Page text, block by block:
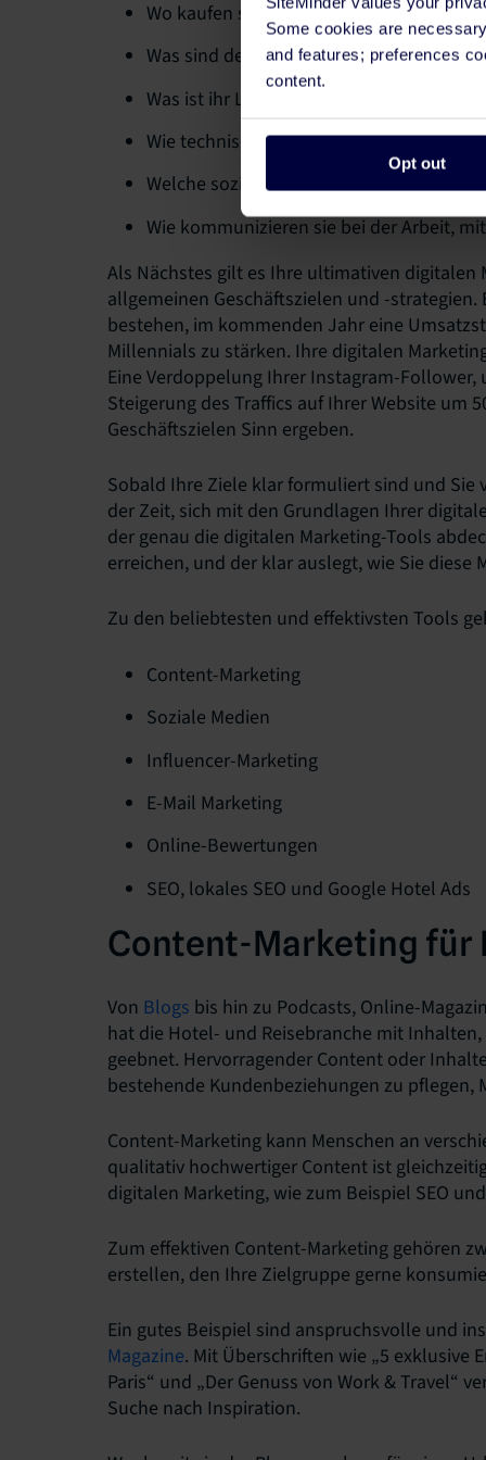
Some cookies are
and features; preferences
content.
Opt out
Wo kaufen sie Lebensmittel und
Was sind deren Lebensziele? Was
Was ist ihr Lieblingsreiseort?
Wie technisch versiert sind sie?
Welche sozialen Netzwerke bevorzugen
Wie kommunizieren sie bei der Arbeit,
Als Nächstes gilt es Ihre ultimativen digitalen
allgemeinen Geschäftszielen und -
bestehen, im kommenden Jahr eine
Millennials zu stärken. Ihre digitalen
Eine Verdoppelung Ihrer Instagram-
Steigerung des Traffics auf Ihrer Website um
Geschäftszielen Sinn ergeben.
Sobald Ihre Ziele klar formuliert sind und Sie
der Zeit, sich mit den Grundlagen Ihrer
der genau die digitalen Marketing-Tools
erreichen, und der klar auslegt, wie Sie diese
Zu den beliebtesten und effektivsten Tools
Content-Marketing
Soziale Medien
Influencer-Marketing
E-Mail Marketing
Online-Bewertungen
SEO, lokales SEO und Google Hotel Ads
Content-Marketing für
Von Blogs bis hin zu Podcasts, Online-
hat die Hotel- und Reisebranche mit
geebnet. Hervorragender Content oder
bestehende Kundenbeziehungen zu
Content-Marketing kann Menschen an
qualitativ hochwertiger Content ist
digitalen Marketing, wie zum Beispiel SEO
Zum effektiven Content-Marketing gehören
erstellen, den Ihre Zielgruppe gerne
Ein gutes Beispiel sind anspruchsvolle und
Magazine. Mit Überschriften wie „5 exklusive
Paris“ und „Der Genuss von Work & Travel“
Suche nach Inspiration.